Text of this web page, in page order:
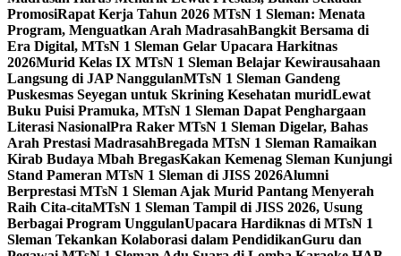
PromosiRapat Kerja Tahun 2026 MTsN 1 Sleman: Menata
Program, Menguatkan Arah MadrasahBangkit Bersama di
Era Digital, MTsN 1 Sleman Gelar Upacara Harkitnas
2026Murid Kelas IX MTsN 1 Sleman Belajar Kewirausahaan
Langsung di JAP NanggulanMTsN 1 Sleman Gandeng
Puskesmas Seyegan untuk Skrining Kesehatan muridLewat
Buku Puisi Pramuka, MTsN 1 Sleman Dapat Penghargaan
Literasi NasionalPra Raker MTsN 1 Sleman Digelar, Bahas
Arah Prestasi MadrasahBregada MTsN 1 Sleman Ramaikan
Kirab Budaya Mbah BregasKakan Kemenag Sleman Kunjungi
Stand Pameran MTsN 1 Sleman di JISS 2026Alumni
Berprestasi MTsN 1 Sleman Ajak Murid Pantang Menyerah
Raih Cita-citaMTsN 1 Sleman Tampil di JISS 2026, Usung
Berbagai Program UnggulanUpacara Hardiknas di MTsN 1
Sleman Tekankan Kolaborasi dalam PendidikanGuru dan